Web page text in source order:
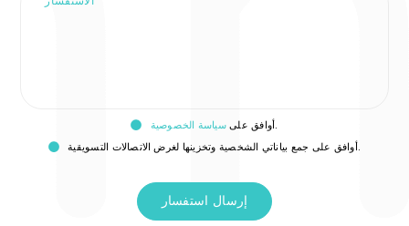
الموافقة
على
أوافق علىسياسة الخصوصية .
أوافق على جمع بياناتي الشخصية وتخزينها لغرض الاتصالات التسويقية.